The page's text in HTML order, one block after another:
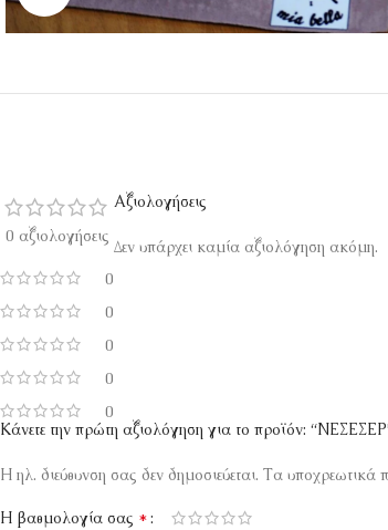
0 αξιολογήσεις
0
0
0
0
0
Αξιολογήσεις
Δεν υπάρχει καμία αξιολόγηση ακόμη.
Κάνετε την πρώτη αξιολόγηση για το προϊόν:
Η ηλ. διεύθυνση σας δεν δημοσιεύεται. Τα υποχρεωτικά
Η βαθμολογία σας *